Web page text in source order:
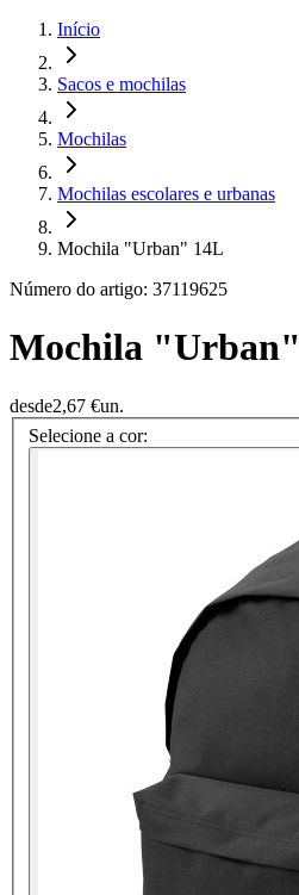
Início
Sacos e mochilas
Mochilas
Mochilas escolares e urbanas
Mochila "Urban" 14L
Número do artigo: 37119625
Mochila "Urban"
desde2,67 €un.
Selecione a cor: